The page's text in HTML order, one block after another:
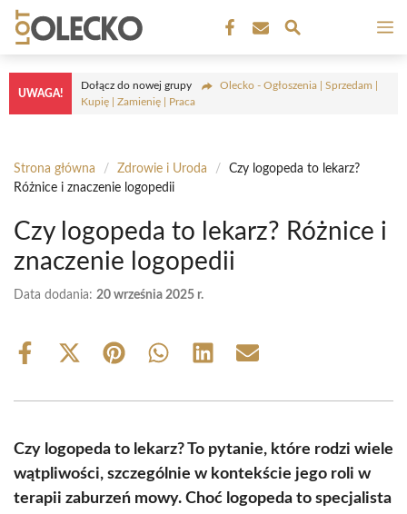
Przejdź
treści
UWAGA!
Dołącz do nowej grupy
Olecko - Ogłoszenia | Sprzedam |
Kupię | Zamienię | Praca
Strona główna / Zdrowie i Uroda /
Czy logopeda to lekarz?
Różnice i znaczenie logopedii
Czy logopeda to lekarz? Różnice i
znaczenie logopedii
Data dodania: 20 września 2025 r.
Share
Share
(Twitter)
Share Share Share Share
Czy logopeda to lekarz? To pytanie, które rodzi wiele
wątpliwości, szczególnie w kontekście jego roli w
terapii zaburzeń mowy. Choć logopeda to specjalista